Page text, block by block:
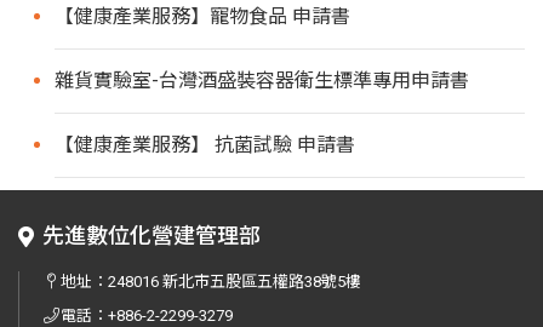
【健康產業服務】寵物食品 申請書
雜貨實驗室-台灣酒盛裝容器衛生標準專用申請書
【健康產業服務】 抗菌試驗 申請書
先進數位化營建管理部
地址：248016 新北市五股區五權路38號5樓
電話：+886-2-2299-3279